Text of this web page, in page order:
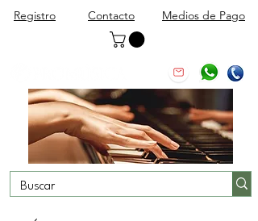
Registro Contacto Medios de Pago